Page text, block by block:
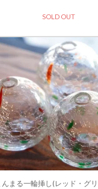
SOLD OUT
んまる一輪挿し(レッド・グ